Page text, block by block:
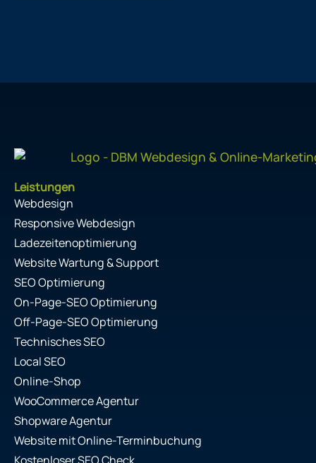
Leistungen
Webdesign
Responsive Webdesign
Ladezeitenoptimierung
Website Wartung & Support
SEO Optimierung
On-Page-SEO Optimierung
Off-Page-SEO Optimierung
Technisches SEO
Local SEO
Online-Shop
WooCommerce Agentur
Shopware Agentur
Website mit Online-Terminbuchung